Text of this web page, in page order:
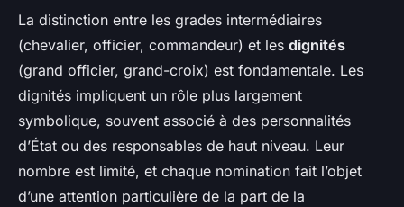
La distinction entre les grades intermédiaires
(chevalier, officier, commandeur) et les dignités
(grand officier, grand-croix) est fondamentale. Les
dignités impliquent un rôle plus largement
symbolique, souvent associé à des personnalités
d’État ou des responsables de haut niveau. Leur
nombre est limité, et chaque nomination fait l’objet
d’une attention particulière de la part de la